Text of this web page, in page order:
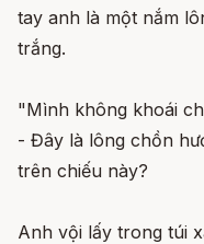
tay anh là một nắm
trắng.
"Mình không khoái
- Đây là lông chồn
trên chiếu này?
Anh vội lấy trong túi